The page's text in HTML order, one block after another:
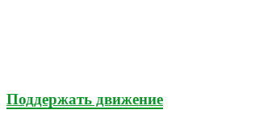
Поддержать движение